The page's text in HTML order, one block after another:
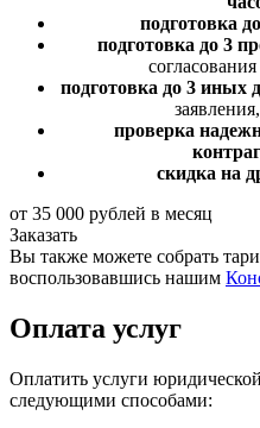
подготовка
подготовка до 3
подготовка до 3 иных
проверка
скидка на
от 35 000 рублей в месяц
Заказать
Вы также можете собрать
воспользовавшись нашим
Оплата услуг
Оплатить услуги
следующими способами: